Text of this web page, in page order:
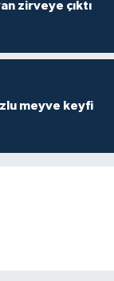
zirveye çıktı
meyve keyfi